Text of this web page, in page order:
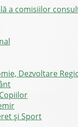
a comisiilor
Dezvoltare
și Sport